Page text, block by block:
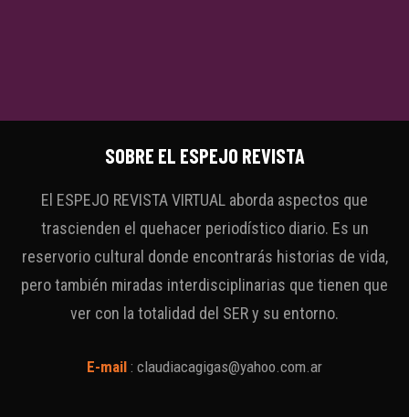
SOBRE EL ESPEJO REVISTA
El ESPEJO REVISTA VIRTUAL aborda aspectos que
trascienden el quehacer periodístico diario. Es un
reservorio cultural donde encontrarás historias de vida,
pero también miradas interdisciplinarias que tienen que
ver con la totalidad del SER y su entorno.
E-mail : claudiacagigas@yahoo.com.ar